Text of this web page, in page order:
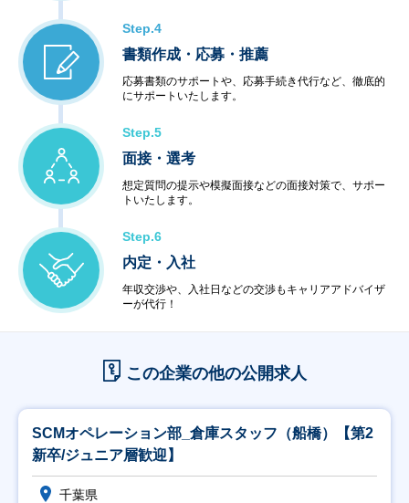
Step.4
書類作成・応募・推薦
応募書類のサポートや、応募手続き代行など、徹底的
にサポートいたします。
Step.5
面接・選考
想定質問の提示や模擬面接などの面接対策で、サポー
トいたします。
Step.6
内定・入社
年収交渉や、入社日などの交渉もキャリアアドバイザ
ーが代行！
この企業の他の公開求人
SCMオペレーション部_倉庫スタッフ（船橋）【第2
新卒/ジュニア層歓迎】
千葉県